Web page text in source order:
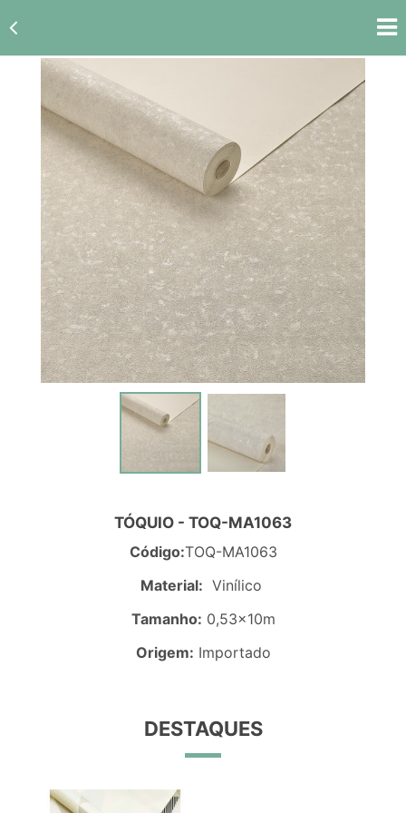
TÓQUIO - TOQ-MA1063
Código:TOQ-MA1063
Material: Vinílico
Tamanho: 0,53x10m
Origem: Importado
DESTAQUES